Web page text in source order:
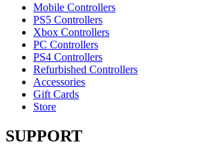
Mobile Controllers
PS5 Controllers
Xbox Controllers
PC Controllers
PS4 Controllers
Refurbished Controllers
Accessories
Gift Cards
Store
SUPPORT